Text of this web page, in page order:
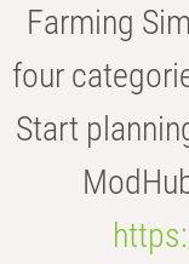
Farming
four
Start